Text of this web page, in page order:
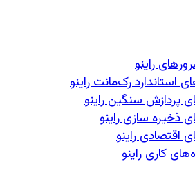
راینو
استاندارد رک‌مانت راینو
پردازش سنگین راینو
ذخیره سازی راینو
اقتصادی راینو
کاری راینو